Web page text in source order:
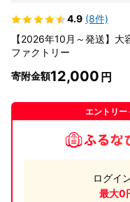
4.9 (8件)
【2026年10月～発送】
ファクトリー
寄附金額12,000
エントリー
ログイ
最大0